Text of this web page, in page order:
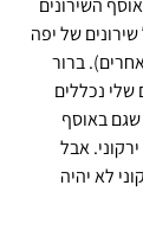
השירונים
של יפה
ברור
נכללים
שגם באוסף
אבל
לא יהיה